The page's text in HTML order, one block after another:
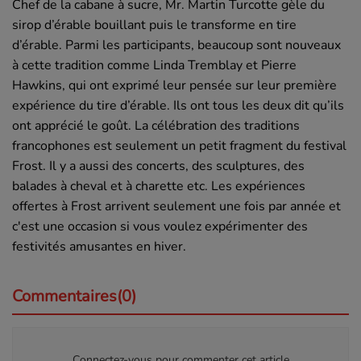
Chef de la cabane à sucre, Mr. Martin Turcotte gèle du
sirop d’érable bouillant puis le transforme en tire
d’érable. Parmi les participants, beaucoup sont nouveaux
à cette tradition comme Linda Tremblay et Pierre
Hawkins, qui ont exprimé leur pensée sur leur première
expérience du tire d’érable. Ils ont tous les deux dit qu’ils
ont apprécié le goût. La célébration des traditions
francophones est seulement un petit fragment du festival
Frost. Il y a aussi des concerts, des sculptures, des
balades à cheval et à charette etc. Les expériences
offertes à Frost arrivent seulement une fois par année et
c'est une occasion si vous voulez expérimenter des
festivités amusantes en hiver.
Commentaires(0)